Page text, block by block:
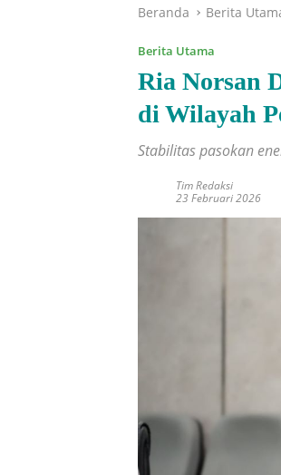
Beranda Berita
Berita Utama
Ria Norsan
di Wilayah
Stabilitas pasokan
Tim Redaksi
23 Februari 2026